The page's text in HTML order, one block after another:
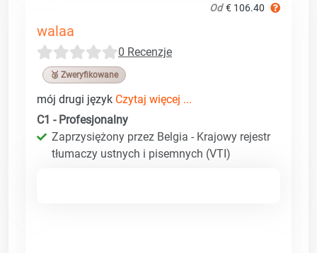
Od € 106.40
walaa
0 Recenzje
🥉 Zweryfikowane
mój drugi język Czytaj więcej ...
C1 - Profesjonalny
Zaprzysiężony przez Belgia - Krajowy rejestr
tłumaczy ustnych i pisemnych (VTI)